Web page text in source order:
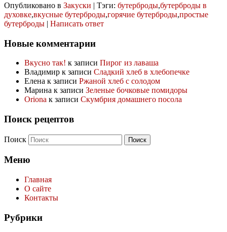
Опубликовано в Закуски | Тэги: бутерброды,бутерброды в
духовке,вкусные бутерброды,горячие бутерброды,простые
бутерброды | Написать ответ
Новые комментарии
Вкусно так! к записи Пирог из лаваша
Владимир к записи Сладкий хлеб в хлебопечке
Елена к записи Ржаной хлеб с солодом
Марина к записи Зеленые бочковые помидоры
Oriona к записи Скумбрия домашнего посола
Поиск рецептов
Поиск
Меню
Главная
О сайте
Контакты
Рубрики